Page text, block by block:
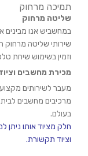
תמיכה מרחוק
שליטה מרחוק
במחשביש אנו מבינים
שירותי שליטה מרחוק
וזמין בשימוש שיחת
מכירת מחשבים
מעבר לשירותים
מרכיבים מחשבים לבית
בעולם.
חלק מציוד אותו ניתן
וציוד תקשורת.